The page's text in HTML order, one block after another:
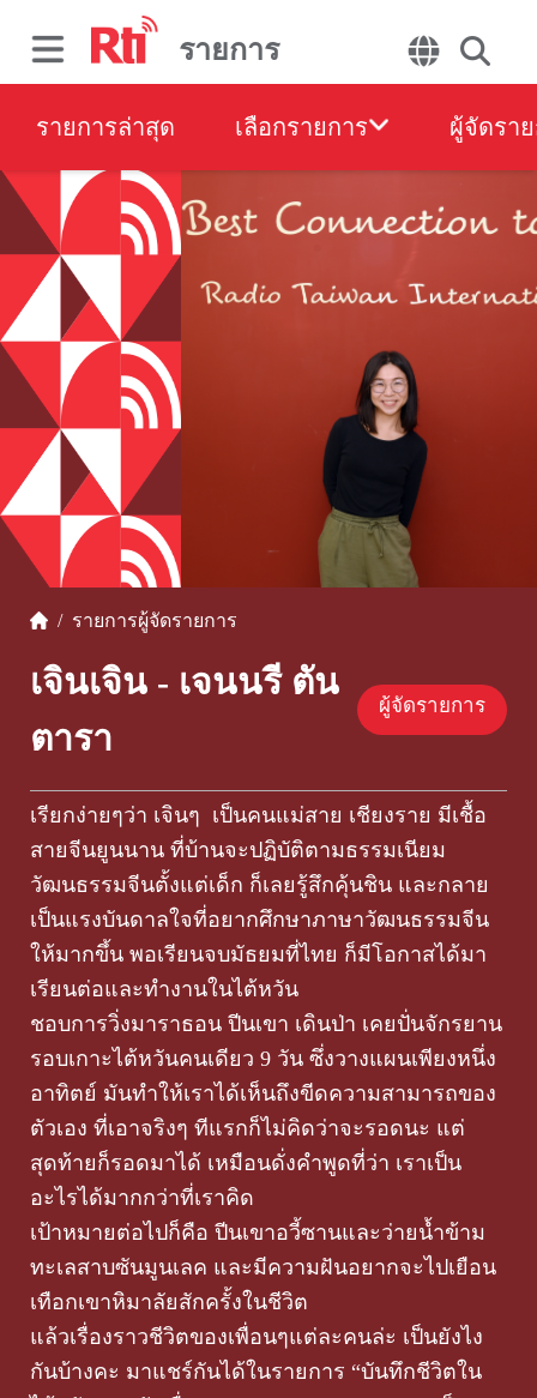
รายการ
รายการล่าสุด เลือกรายการ ผู้จัดรา
/รายการผู้จัดรายการ
เจินเจิน - เจนนรี ตัน
ตารา
ผู้จัดรายการ
เรียกง่ายๆว่า เจินๆ เป็นคนแม่สาย เชียงราย มีเชื้อ
สายจีนยูนนาน ที่บ้านจะปฏิบัติตามธรรมเนียม
วัฒนธรรมจีนตั้งแต่เด็ก ก็เลยรู้สึกคุ้นชิน และกลาย
เป็นแรงบันดาลใจที่อยากศึกษาภาษาวัฒนธรรมจีน
ให้มากขึ้น พอเรียนจบมัธยมที่ไทย ก็มีโอกาสได้มา
เรียนต่อและทำงานในไต้หวัน
ชอบการวิ่งมาราธอน ปีนเขา เดินป่า เคยปั่นจักรยาน
รอบเกาะไต้หวันคนเดียว 9 วัน ซึ่งวางแผนเพียงหนึ่ง
อาทิตย์ มันทำให้เราได้เห็นถึงขีดความสามารถของ
ตัวเอง ที่เอาจริงๆ ทีแรกก็ไม่คิดว่าจะรอดนะ แต่
สุดท้ายก็รอดมาได้ เหมือนดั่งคำพูดที่ว่า เราเป็น
อะไรได้มากกว่าที่เราคิด
เป้าหมายต่อไปก็คือ ปีนเขาอวี้ซานและว่ายน้ำข้าม
ทะเลสาบซันมูนเลค และมีความฝันอยากจะไปเยือน
เทือกเขาหิมาลัยสักครั้งในชีวิต
แล้วเรื่องราวชีวิตของเพื่อนๆแต่ละคนล่ะ เป็นยังไง
กันบ้างคะ มาแชร์กันได้ในรายการ “บันทึกชีวิตใน